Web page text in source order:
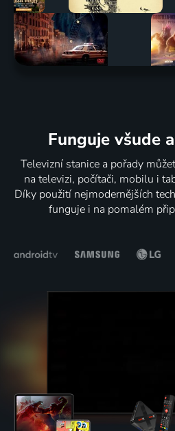
Funguje všude
Televizní stanice a pořady
na televizi, počítači, mobilu i
Díky použití nejmodernějších
funguje i na pomalém